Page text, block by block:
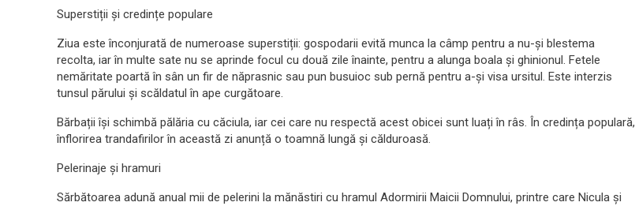
Superstiții și credințe populare
Ziua este înconjurată de numeroase superstiții: gospodarii evită munca la câmp pentru a nu-și blestema
recolta, iar în multe sate nu se aprinde focul cu două zile înainte, pentru a alunga boala și ghinionul. Fetele
nemăritate poartă în sân un fir de năprasnic sau pun busuioc sub pernă pentru a-și visa ursitul. Este interzis
tunsul părului și scăldatul în ape curgătoare.
Bărbații își schimbă pălăria cu căciula, iar cei care nu respectă acest obicei sunt luați în râs. În credința populară,
înflorirea trandafirilor în această zi anunță o toamnă lungă și călduroasă.
Pelerinaje și hramuri
Sărbătoarea adună anual mii de pelerini la mănăstiri cu hramul Adormirii Maicii Domnului, printre care Nicula și